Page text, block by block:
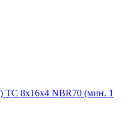
TC 8х16х4 NBR70 (мин. 1